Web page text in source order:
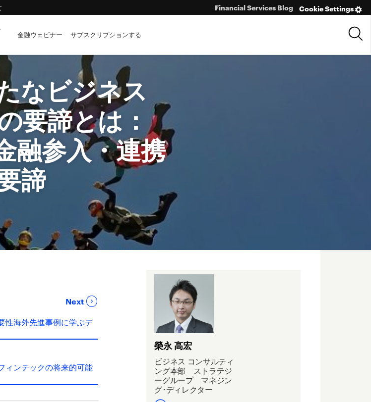
ベーション」を創出するか？
れる新たなビジネスデザイン～ウェビナー
Cookie Settings
Financial Services Blog
金融ウェビナー サブスクリプションする
なビジネス
要諦とは：
融参入・連携
諦
Next
性海外先進事例に学ぶデ
ィンテックの将来的可能
榮永 高宏
ビジネス コンサルティ
ング本部 ストラテジ
ーグループ マネジン
グ･ディレクター